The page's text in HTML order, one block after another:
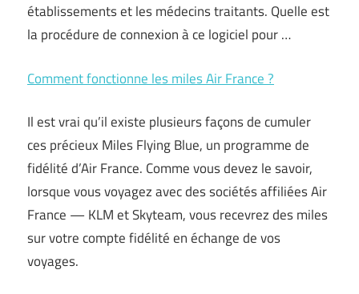
établissements et les médecins traitants. Quelle est
la procédure de connexion à ce logiciel pour …
Comment fonctionne les miles Air France ?
Il est vrai qu’il existe plusieurs façons de cumuler
ces précieux Miles Flying Blue, un programme de
fidélité d’Air France. Comme vous devez le savoir,
lorsque vous voyagez avec des sociétés affiliées Air
France — KLM et Skyteam, vous recevrez des miles
sur votre compte fidélité en échange de vos
voyages.